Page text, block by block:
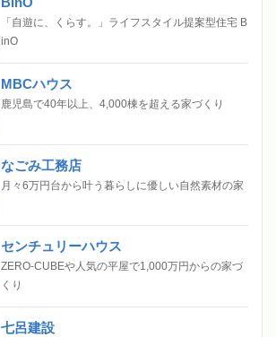
「自遊に、くらす。」ライフスタイル提案型住宅 B
inO
MBCハウス
鹿児島で40年以上、4,000棟を超える家づくり
なごみ工務店
月々6万円台から叶う暮らしに優しい自然素材の家
センチュリーハウス
ZERO-CUBEや人気の平屋で1,000万円からの家づ
くり
七呂建設